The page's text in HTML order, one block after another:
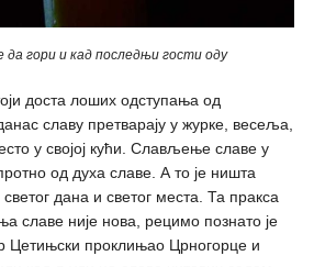
да гори и кад последњи гости оду
доста лоших одступања од
славу претварају у журке, весеља,
у својој кући. Слављење славе у
од духа славе. А то је ништа
дана и светог места. Та пракса
славе није нова, рецимо познато је
Цетињски проклињао Црногорце и